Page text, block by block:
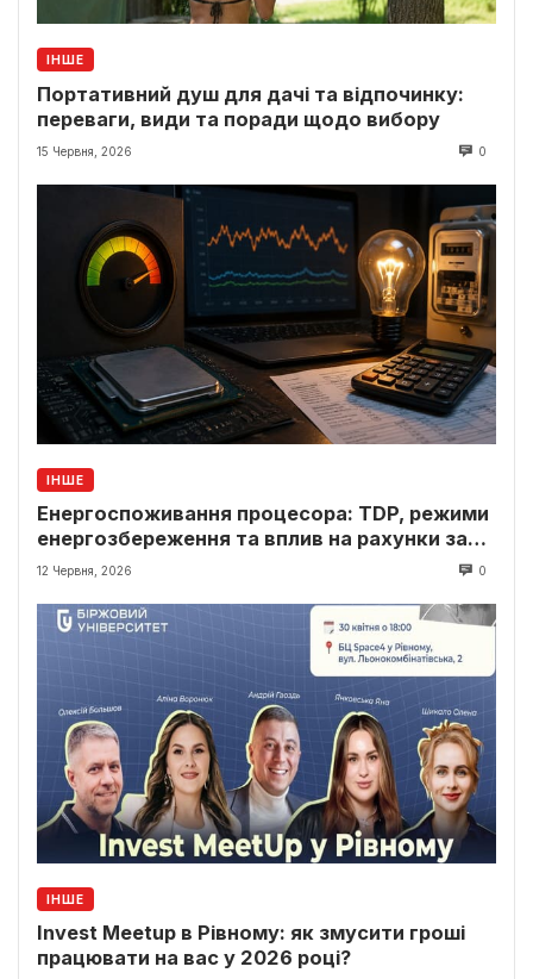
ІНШЕ
Портативний душ для дачі та відпочинку:
переваги, види та поради щодо вибору
15 Червня, 2026 0
ІНШЕ
Енергоспоживання процесора: TDP, режими
енергозбереження та вплив на рахунки за
світло
12 Червня, 2026 0
ІНШЕ
Invest Meetup в Рівному: як змусити гроші
працювати на вас у 2026 році?